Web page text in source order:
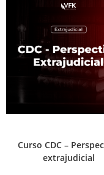
Curso CDC –
extrajudicial